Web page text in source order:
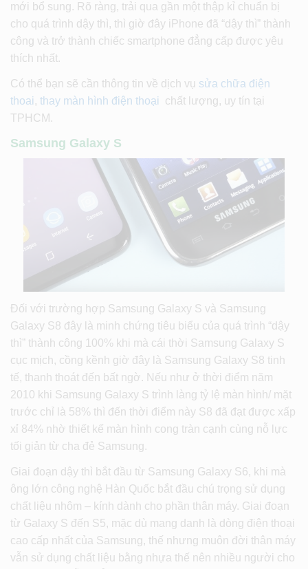
mới bổ sung. Rõ ràng, trải qua gần một thập kỉ chuẩn bị
cho quá trình dậy thì, thì giờ đây iPhone đã “dậy thì” thành
công và trở thành chiếc smartphone đẳng cấp được yêu
thích nhất.
Có thể bạn sẽ cần thông tin về dịch vụ sửa chữa điện
thoai , thay màn hình điện thoại
chất lượng, uy tín tại
TPHCM.
Samsung Galaxy S
Đối với trường hợp Samsung Galaxy S và Samsung
Galaxy S8 đây là minh chứng tiêu biểu của quá trình “dậy
thì” thành công 100% khi mà cái thời Samsung Galaxy S
cục mịch, cồng kềnh giờ đây là Samsung Galaxy S8 tinh
tế, thanh thoát đến bất ngờ. Nếu như ở thời điểm năm
2010 khi Samsung Galaxy S trình làng tỷ lệ màn hình/ mặt
trước chỉ là 58% thì đến thời điểm này S8 đã đạt được xấp
xỉ 84% nhờ thiết kế màn hình cong tràn cạnh cùng nỗ lực
tối giản từ cha đẻ Samsung.
Giai đoạn dậy thì bắt đầu từ Samsung Galaxy S6, khi mà
ông lớn công nghệ Hàn Quốc bắt đầu chú trọng sử dụng
chất liệu nhôm – kính dành cho phần thân máy. Giai đoạn
từ Galaxy S đến S5, mặc dù mang danh là dòng điện thoại
cao cấp nhất của Samsung, thế nhưng muôn đời thân máy
vẫn sử dụng chất liệu bằng nhựa thế nên nhiều người cho